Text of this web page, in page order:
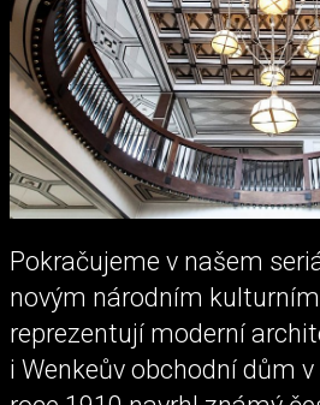
Pokračujeme v našem
novým národním
reprezentují moderní
i Wenkeův obchodní dům